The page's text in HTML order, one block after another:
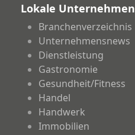
Lokale Unternehmen
Branchenverzeichnis
Unternehmensnews
Dienstleistung
Gastronomie
Gesundheit/Fitness
Handel
Handwerk
Immobilien